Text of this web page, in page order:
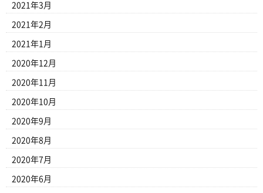
2021年3月
2021年2月
2021年1月
2020年12月
2020年11月
2020年10月
2020年9月
2020年8月
2020年7月
2020年6月